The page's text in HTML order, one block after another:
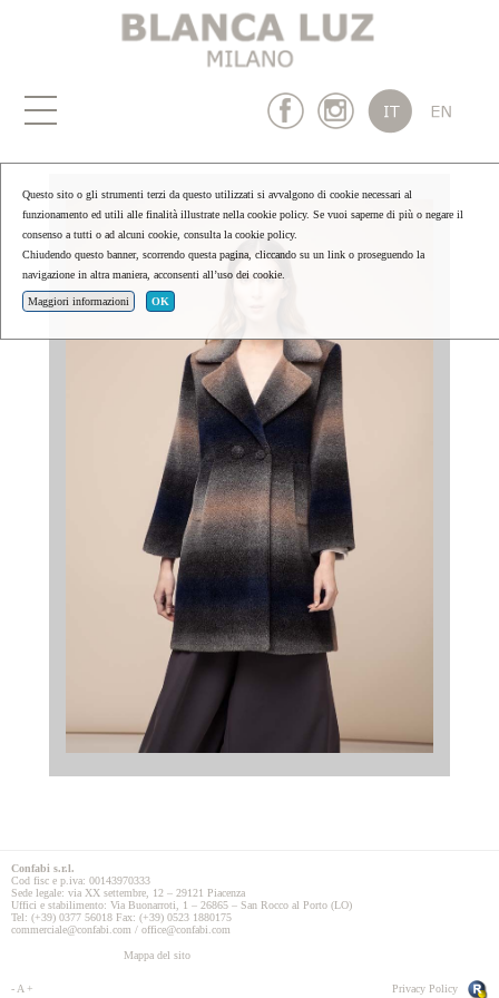
Confabi s.r.l.
Cod fisc e p.iva: 00143970333
Sede legale: via XX settembre, 12 – 29121 Piacenza
Uffici e stabilimento: Via Buonarroti, 1 – 26865 – San Rocco al Porto (LO)
Tel: (+39) 0377 56018 Fax: (+39) 0523 1880175
commerciale@confabi.com / office@confabi.com
Mappa del sito
Privacy Policy
Questo sito o gli strumenti terzi da questo utilizzati si avvalgono di cookie necessari al
funzionamento ed utili alle finalità illustrate nella cookie policy. Se vuoi saperne di più o negare il
consenso a tutti o ad alcuni cookie, consulta la cookie policy.
Chiudendo questo banner, scorrendo questa pagina, cliccando su un link o proseguendo la
navigazione in altra maniera, acconsenti all’uso dei cookie.
Maggiori informazioni OK
- A +